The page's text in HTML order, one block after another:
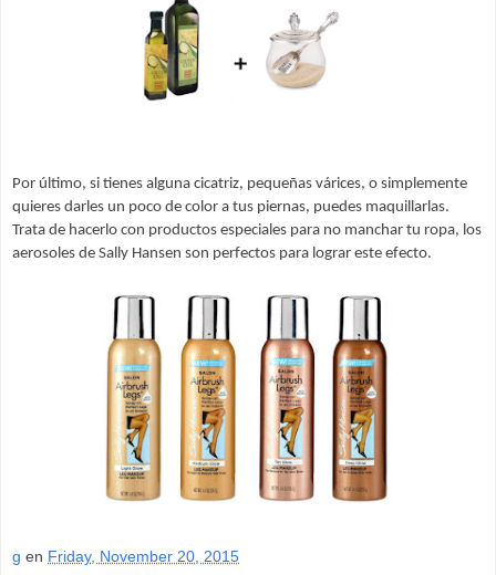
Por último, si tienes alguna cicatriz, pequeñas várices, o simplemente
quieres darles un poco de color a tus piernas, puedes maquillarlas.
Trata de hacerlo con productos especiales para no manchar tu ropa, los
aerosoles de Sally Hansen son perfectos para lograr este efecto.
g en Friday, November 20, 2015